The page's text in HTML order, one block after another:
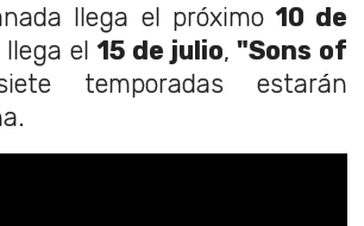
llega el próximo 10 de
llega el15 de julio,"Sons of
temporadas estarán